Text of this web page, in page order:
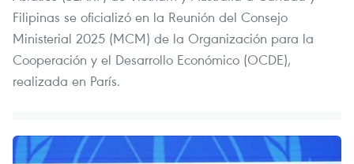
Filipinas se oficializó en la Reunión del Consejo
Ministerial 2025 (MCM) de la Organización para la
Cooperación y el Desarrollo Económico (OCDE),
realizada en París.